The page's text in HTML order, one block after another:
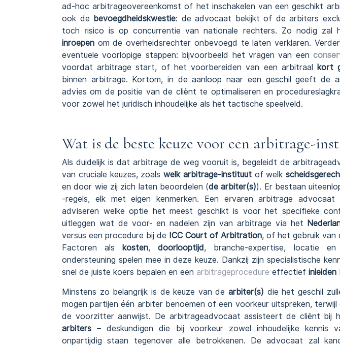
ad-hoc arbitrageovereenkomst of het inschakelen van een geschikt
ook de bevoegdheidskwestie: de advocaat bekijkt of de arbiters
toch risico is op concurrentie van nationale rechters. Zo nodig zal
inroepen om de overheidsrechter onbevoegd te laten verklaren.
eventuele voorlopige stappen: bijvoorbeeld het vragen van een
voordat arbitrage start, of het voorbereiden van een arbitraal
kort
binnen arbitrage. Kortom, in de aanloop naar een geschil geeft de
advies om de positie van de cliënt te optimaliseren en
voor zowel het juridisch inhoudelijke als het tactische speelveld.
Wat is de beste keuze voor een arbitrage-
Als duidelijk is dat arbitrage de weg vooruit is, begeleidt de
van cruciale keuzes, zoals welk arbitrage-instituutof welk
en door wie zij zich laten beoordelen (de arbiter(s)). Er bestaan
-regels, elk met eigen kenmerken. Een ervaren arbitrage
adviseren welke optie het meest geschikt is voor het specifieke
uitleggen wat de voor- en nadelen zijn van arbitrage via het
versus een procedure bij de ICC Court of Arbitration, of het gebruik van
Factoren als kosten,doorlooptijd , branche-expertise, locatie
ondersteuning spelen mee in deze keuze. Dankzij zijn specialistische
snel de juiste koers bepalen en een arbitrageprocedure effectief inleiden
Minstens zo belangrijk is de keuze van de arbiter(s) die het geschil
mogen partijen één arbiter benoemen of een voorkeur uitspreken,
de voorzitter aanwijst. De arbitrageadvocaat assisteert de cliënt bij
arbiters – deskundigen die bij voorkeur zowel inhoudelijke kennis
onpartijdig staan tegenover alle betrokkenen. De advocaat zal